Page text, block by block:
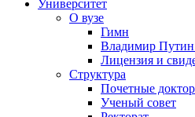
Университет
О вузе
Гимн
Владимир
Лицензия и
Структура
Почетные
Ученый совет